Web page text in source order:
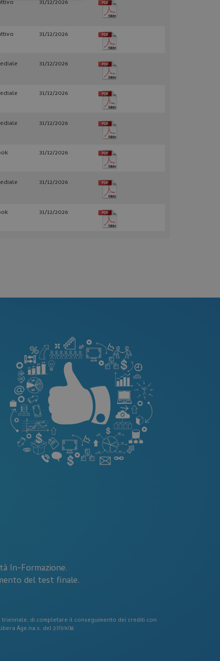
31/12/2026
31/12/2026
31/12/2026
31/12/2026
31/12/2026
31/12/2026
31/12/2026
31/12/2026
In-Formazione.
del test finale.
di completare il conseguimento dei crediti con
Age.na.s. del 27/09/18
per
il banner dei
sito e utilizzato
lo stato della
un cookie
quando viene
la sua analisi
per
Ciò è
al fine di
sull'utilizzo del
per
Ciò è
dell'utente
di performance